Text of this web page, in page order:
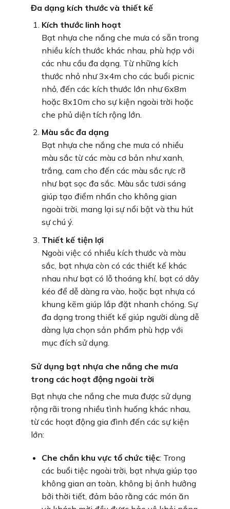
Đa dạng kích thước và thiết kế
Kích thước linh hoạt
Bạt nhựa che nắng che mưa có sẵn trong
nhiều kích thước khác nhau, phù hợp với
các nhu cầu đa dạng. Từ những kích
thước nhỏ như 3x4m cho các buổi picnic
nhỏ, đến các kích thước lớn như 6x8m
hoặc 8x10m cho sự kiện ngoài trời hoặc
che phủ diện tích rộng lớn.
Màu sắc đa dạng
Bạt nhựa che nắng che mưa có nhiều
màu sắc từ các màu cơ bản như xanh,
trắng, cam cho đến các màu sắc rực rỡ
như bạt sọc đa sắc. Màu sắc tươi sáng
giúp tạo điểm nhấn cho không gian
ngoài trời, mang lại sự nổi bật và thu hút
sự chú ý.
Thiết kế tiện lợi
Ngoài việc có nhiều kích thước và màu
sắc, bạt nhựa còn có các thiết kế khác
nhau như bạt có lỗ thoáng khí, bạt có dây
kéo để dễ dàng ra vào, hoặc bạt nhựa có
khung kẽm giúp lắp đặt nhanh chóng. Sự
đa dạng trong thiết kế giúp người dùng dễ
dàng lựa chọn sản phẩm phù hợp với
mục đích sử dụng.
Sử dụng bạt nhựa che nắng che mưa
trong các hoạt động ngoài trời
Bạt nhựa che nắng che mưa được sử dụng
rộng rãi trong nhiều tình huống khác nhau,
từ các hoạt động gia đình đến các sự kiện
lớn:
Che chắn khu vực tổ chức tiệc: Trong
các buổi tiệc ngoài trời, bạt nhựa giúp tạo
không gian an toàn, không bị ảnh hưởng
bởi thời tiết, đảm bảo rằng các món ăn